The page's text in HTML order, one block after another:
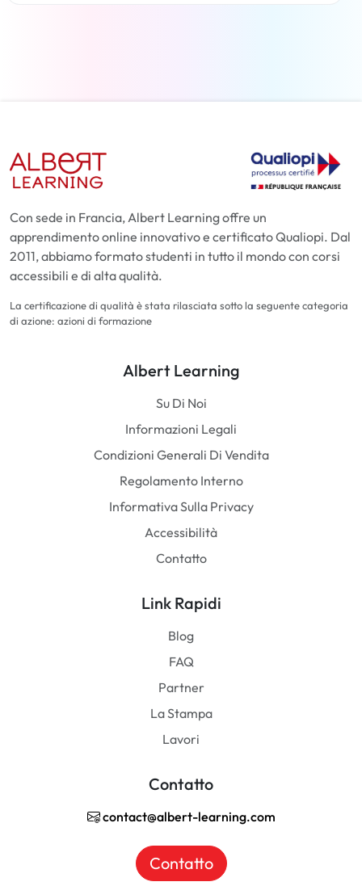
Con sede in Francia, Albert Learning offre un
apprendimento online innovativo e certificato Qualiopi. Dal
2011, abbiamo formato studenti in tutto il mondo con corsi
accessibili e di alta qualità.
La certificazione di qualità è stata rilasciata sotto la seguente categoria
di azione: azioni di formazione
Albert Learning
Su Di Noi
Informazioni Legali
Condizioni Generali Di Vendita
Regolamento Interno
Informativa Sulla Privacy
Accessibilità
Contatto
Link Rapidi
Blog
FAQ
Partner
La Stampa
Lavori
Contatto
contact@albert-learning.com
Contatto